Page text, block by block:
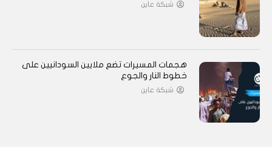
شبكة عاين
هجمات المسيرات تضع ملايين السودانيين على
خطوط النار والجوع
شبكة عاين